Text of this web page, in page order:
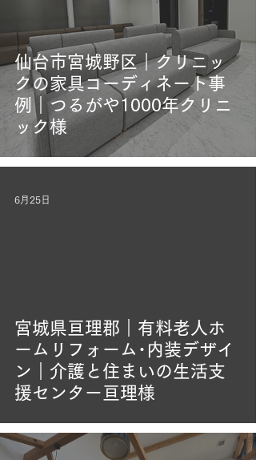
仙台市宮城野区｜クリニッ
クの家具コーディネート事
例｜つるがや1000年クリニ
ック様
宮城県亘理郡｜有料老人ホ
ームリフォーム･内装デザイ
ン｜介護と住まいの生活支
援センター亘理様
6月25日